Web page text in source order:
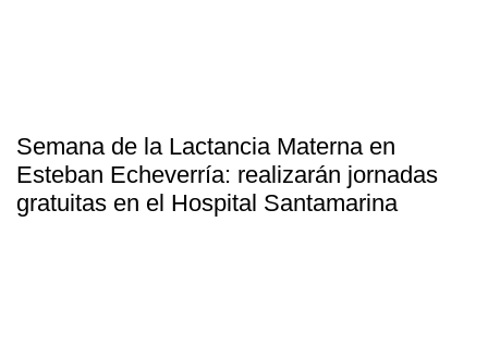
Semana de la Lactancia Materna en
Esteban Echeverría: realizarán jornadas
gratuitas en el Hospital Santamarina